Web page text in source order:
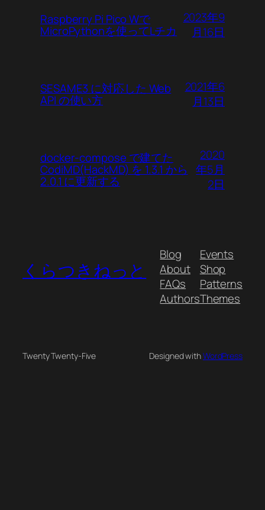
Raspberry Pi Pico Wで
MicroPythonを使ってLチカ
2023年9
月16日
SESAME3 に対応した Web
API の使い方
2021年6
月13日
docker-compose で建てた
CodiMD(HackMD) を 1.3.1 から
2.0.1 に更新する
2020
年5月
2日
くらつきねっと
Blog
About
FAQs
Authors
Events
Shop
Patterns
Themes
Twenty Twenty-Five Designed withWordPress